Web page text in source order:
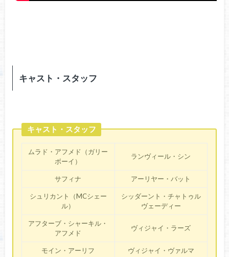
キャスト・スタッフ
キャスト・スタッフ
ムラド・アフメド（ガリー
ボーイ）
ランヴィール・シン
サフィナ アーリヤー・バット
シュリカント（MCシェー
ル）
シッダーント・チャトゥル
ヴェーディー
アフターブ・シャーキル・
アフメド
ヴィジャイ・ラーズ
モイン・アーリフ ヴィジャイ・ヴァルマ